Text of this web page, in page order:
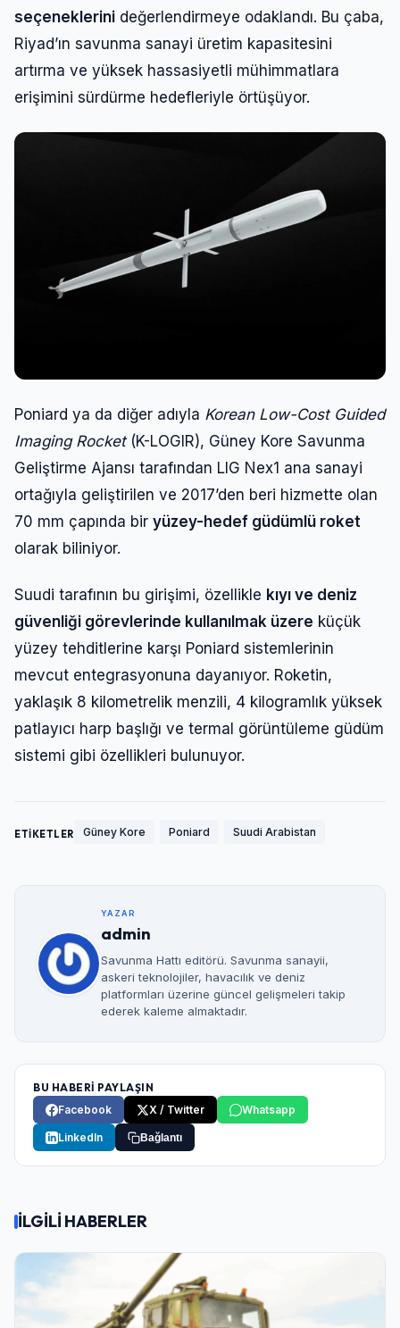
seçeneklerini değerlendirmeye odaklandı. Bu çaba,
Riyad’ın savunma sanayi üretim kapasitesini
artırma ve yüksek hassasiyetli mühimmatlara
erişimini sürdürme hedefleriyle örtüşüyor.
Poniard ya da diğer adıyla Korean Low-Cost Guided
Imaging Rocket(K-LOGIR), Güney Kore Savunma
Geliştirme Ajansı tarafından LIG Nex1 ana sanayi
ortağıyla geliştirilen ve 2017’den beri hizmette olan
70 mm çapında bir yüzey-hedef güdümlü roket
olarak biliniyor.
Suudi tarafının bu girişimi, özellikle kıyı ve deniz
güvenliği görevlerinde kullanılmak üzere küçük
yüzey tehditlerine karşı Poniard sistemlerinin
mevcut entegrasyonuna dayanıyor. Roketin,
yaklaşık 8 kilometrelik menzili, 4 kilogramlık yüksek
patlayıcı harp başlığı ve termal görüntüleme güdüm
sistemi gibi özellikleri bulunuyor.
ETİKETLER Güney Kore Poniard Suudi Arabistan
YAZAR
admin
Savunma Hattı editörü. Savunma sanayii,
askeri teknolojiler, havacılık ve deniz
platformları üzerine güncel gelişmeleri takip
ederek kaleme almaktadır.
BU HABERİ PAYLAŞIN
Facebook
X / Twitter Whatsapp
LinkedIn Bağlantı
İLGİLİ HABERLER